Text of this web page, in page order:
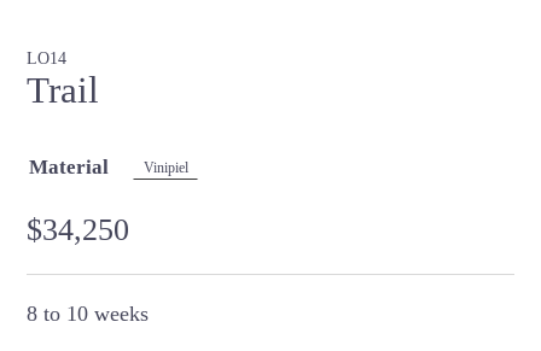
LO14
Trail
Material Vinipiel
$34,250
8 to 10 weeks